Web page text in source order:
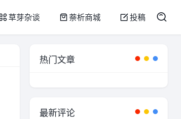
草芽杂谈 萘析商城 投稿
热门文章
最新评论